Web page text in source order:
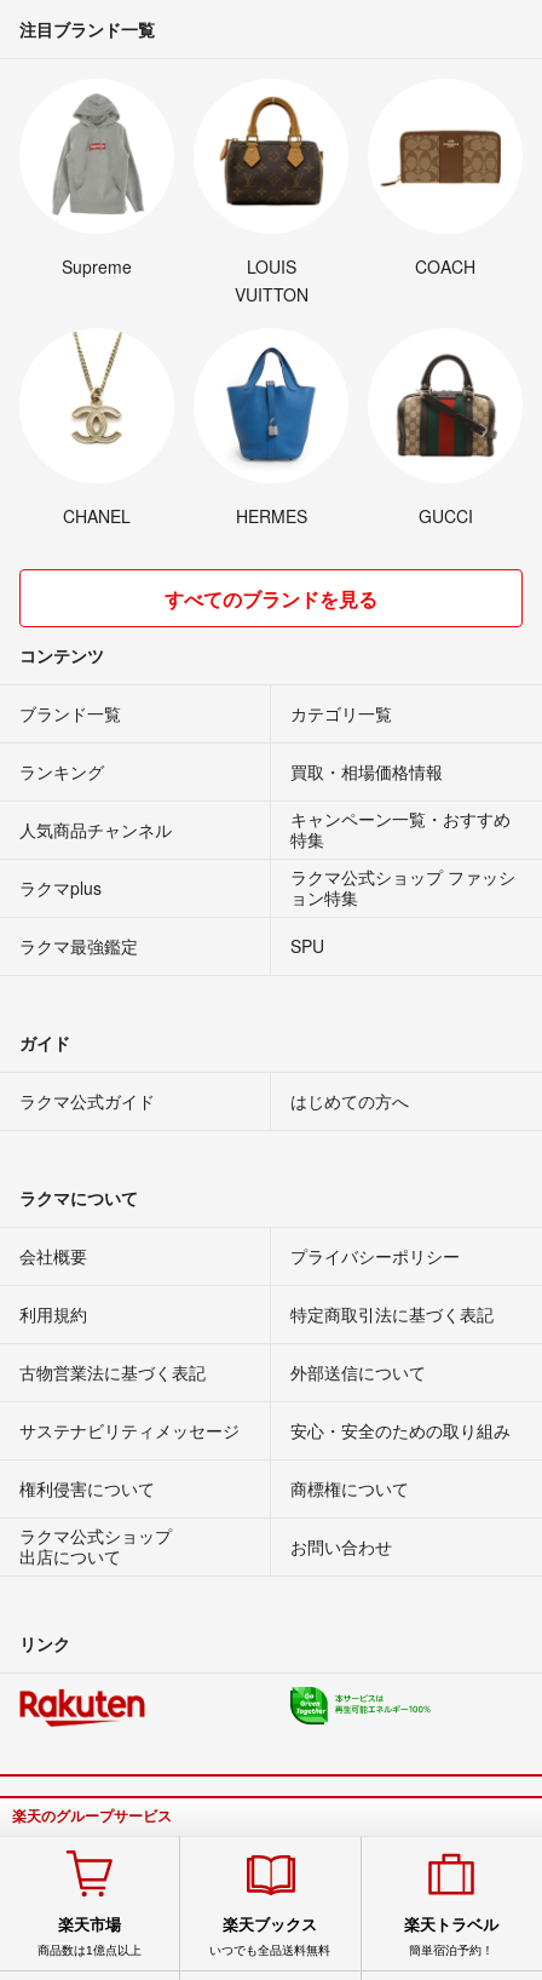
注目ブランド一覧
Supreme
LOUIS
VUITTON
COACH
CHANEL HERMES GUCCI
すべてのブランドを見る
コンテンツ
ブランド一覧 カテゴリ一覧
ランキング 買取・相場価格情報
人気商品チャンネル
キャンペーン一覧・おすすめ
特集
ラクマplus
ラクマ公式ショップ ファッシ
ョン特集
ラクマ最強鑑定
SPU
ガイド
ラクマ公式ガイド はじめての方へ
ラクマについて
会社概要 プライバシーポリシー
利用規約 特定商取引法に基づく表記
古物営業法に基づく表記 外部送信について
サステナビリティメッセージ 安心・安全のための取り組み
権利侵害について
商標権について
ラクマ公式ショップ
出店について
お問い合わせ
リンク
楽天のグループサービス
楽天市場
商品数は1億点以上
楽天ブックス
いつでも全品送料無料
楽天トラベル
簡単宿泊予約！